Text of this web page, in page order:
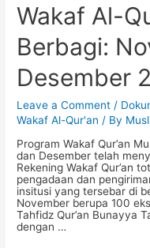
Wakaf Al-
Berbagi:
Desember
Leave a Comment /
Wakaf Al-Qur'an / By
Program Wakaf Qur’an
dan Desember telah
Rekening Wakaf Qur’an
pengadaan dan
insitusi yang tersebar di
November berupa 100
Tahfidz Qur’an Bunayya
dengan …